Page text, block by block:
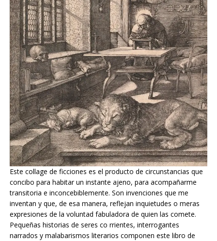
Este collage de ficciones es el producto de circunstancias que
concibo para habitar un instante ajeno, para acompañarme
transitoria e inconcebiblemente. Son invenciones que me
inventan y que, de esa manera, reflejan inquietudes o meras
expresiones de la voluntad fabuladora de quien las comete.
Pequeñas historias de seres co rrientes, interrogantes
narrados y malabarismos literarios componen este libro de